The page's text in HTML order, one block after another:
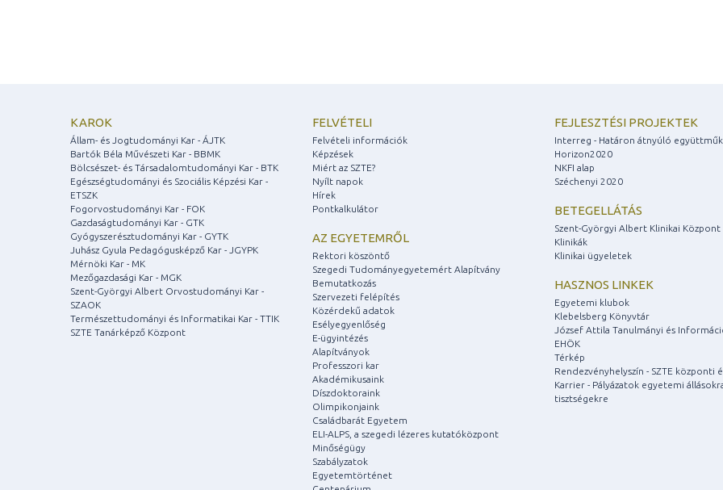
KAROK
Állam- és Jogtudományi Kar - ÁJTK
Bartók Béla Művészeti Kar - BBMK
Bölcsészet- és Társadalomtudományi Kar - BTK
Egészségtudományi és Szociális Képzési Kar -
ETSZK
Fogorvostudományi Kar - FOK
Gazdaságtudományi Kar - GTK
Gyógyszerésztudományi Kar - GYTK
Juhász Gyula Pedagógusképző Kar - JGYPK
Mérnöki Kar - MK
Mezőgazdasági Kar - MGK
Szent-Györgyi Albert Orvostudományi Kar -
SZAOK
Természettudományi és Informatikai Kar - TTIK
SZTE Tanárképző Központ
FELVÉTELI
Felvételi információk
Képzések
Miért az SZTE?
Nyílt napok
Hírek
Pontkalkulátor
AZ EGYETEMRŐL
Rektori köszöntő
Szegedi Tudományegyetemért Alapítvány
Bemutatkozás
Szervezeti felépítés
Közérdekű adatok
Esélyegyenlőség
E-ügyintézés
Alapítványok
Professzori kar
Akadémikusaink
Díszdoktoraink
Olimpikonjaink
Családbarát Egyetem
ELI-ALPS, a szegedi lézeres kutatóközpont
Minőségügy
Szabályzatok
Egyetemtörténet
FEJLESZTÉSI PROJEKTEK
Interreg - Határon átnyúló
Horizon2020
NKFI alap
Széchenyi 2020
BETEGELLÁTÁS
Szent-Györgyi Albert Klinikai Központ
Klinikák
Klinikai ügyeletek
HASZNOS LINKEK
Egyetemi klubok
Klebelsberg Könyvtár
József Attila Tanulmányi és
EHÖK
Térkép
Rendezvényhelyszín - SZTE központi
Karrier - Pályázatok egyetemi
tisztségekre